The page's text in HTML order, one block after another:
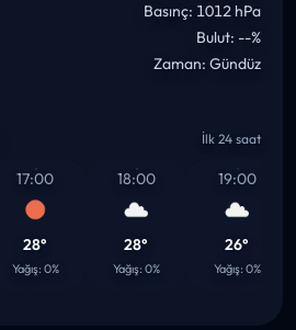
Basınç: 1012 hPa
Bulut: --%
Zaman: Gündüz
İlk 24 saat
17:00
28°
Yağış: 0%
18:00
28°
Yağış: 0%
19:00
26°
Yağış: 0%